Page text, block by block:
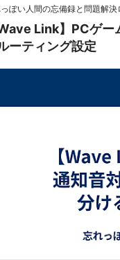
ぽい人間の忘備録と問題解決
Wave Link】PCゲ
ーティング設定